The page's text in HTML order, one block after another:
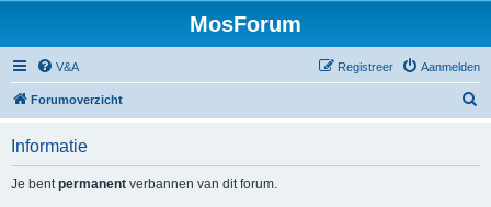
MosForum
V&A Aanmelden
Registreer
Forumoverzicht
Informatie
Je bentpermanent verbannen van dit forum.